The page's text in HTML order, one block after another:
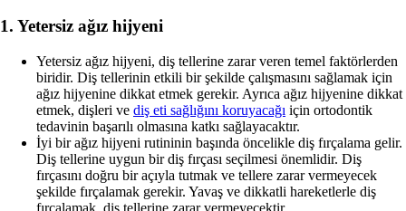
1. Yetersiz ağız hijyeni
Yetersiz ağız hijyeni, diş tellerine zarar veren temel faktörlerden
biridir. Diş tellerinin etkili bir şekilde çalışmasını sağlamak için
ağız hijyenine dikkat etmek gerekir. Ayrıca ağız hijyenine dikkat
etmek, dişleri ve diş eti sağlığını koruyacağı için ortodontik
tedavinin başarılı olmasına katkı sağlayacaktır.
İyi bir ağız hijyeni rutininin başında öncelikle diş fırçalama gelir.
Diş tellerine uygun bir diş fırçası seçilmesi önemlidir. Diş
fırçasını doğru bir açıyla tutmak ve tellere zarar vermeyecek
şekilde fırçalamak gerekir. Yavaş ve dikkatli hareketlerle diş
fırçalamak, diş tellerine zarar vermeyecektir.